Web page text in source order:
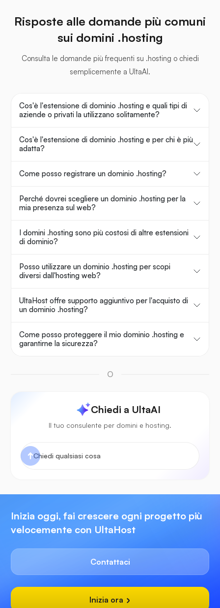
Risposte alle domande più comuni
sui domini .hosting
Consulta le domande più frequenti su .hosting o chiedi
semplicemente a UltaAI.
Cos'è l'estensione di dominio .hosting e quali tipi di
aziende o privati la utilizzano solitamente?
Cos'è l'estensione di dominio .hosting e per chi è più
adatta?
Come posso registrare un dominio .hosting?
Perché dovrei scegliere un dominio .hosting per la
mia presenza sul web?
I domini .hosting sono più costosi di altre estensioni
di dominio?
Posso utilizzare un dominio .hosting per scopi
diversi dall'hosting web?
UltaHost offre supporto aggiuntivo per l'acquisto di
un dominio .hosting?
Come posso proteggere il mio dominio .hosting e
garantirne la sicurezza?
O
Chiedi a UltaAI
Il tuo consulente per domini e hosting.
Inizia oggi, fai crescere ogni progetto più
velocemente con UltaHost
Contattaci
Inizia ora